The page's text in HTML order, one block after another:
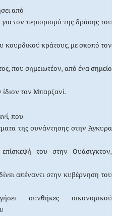
από
τον περιορισμό της δράσης του
κουρδικού κράτους, με σκοπό τον
που σημειωτέον, από ένα σημείο
ίδιον τον Μπαρζανί.
που
της συνάντησης στην Άγκυρα
του στην Ουάσιγκτον,
απέναντι στην κυβέρνηση του
συνθήκες οικονομικού